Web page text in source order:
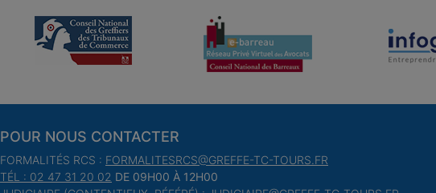
POUR NOUS CONTACTER
FORMALITÉS RCS : FORMALITESRCS@GREFFE-TC-TOURS.FR
TÉL : 02 47 31 20 02 DE 09H00 À 12H00